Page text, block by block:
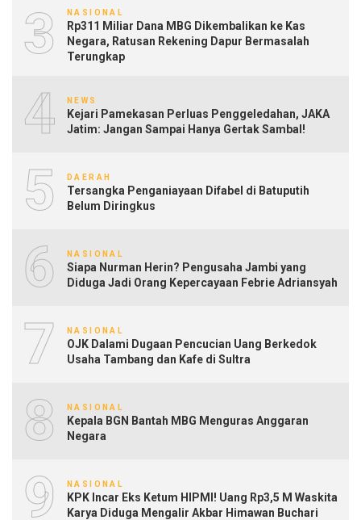
3 NASIONAL
Rp311 Miliar Dana MBG Dikembalikan ke Kas
Negara, Ratusan Rekening Dapur Bermasalah
Terungkap
4 NEWS
Kejari Pamekasan Perluas Penggeledahan, JAKA
Jatim: Jangan Sampai Hanya Gertak Sambal!
5 DAERAH
Tersangka Penganiayaan Difabel di Batuputih
Belum Diringkus
6 NASIONAL
Siapa Nurman Herin? Pengusaha Jambi yang
Diduga Jadi Orang Kepercayaan Febrie Adriansyah
7 NASIONAL
OJK Dalami Dugaan Pencucian Uang Berkedok
Usaha Tambang dan Kafe di Sultra
8 NASIONAL
Kepala BGN Bantah MBG Menguras Anggaran
Negara
9 NASIONAL
KPK Incar Eks Ketum HIPMI! Uang Rp3,5 M Waskita
Karya Diduga Mengalir Akbar Himawan Buchari